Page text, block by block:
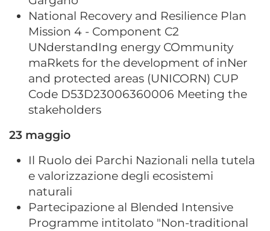
National Recovery and Resilience Plan
Mission 4 - Component C2
UNderstandIng energy COmmunity
maRkets for the development of inNer
and protected areas (UNICORN) CUP
Code D53D23006360006 Meeting the
stakeholders
23 maggio
Il Ruolo dei Parchi Nazionali nella tutela
e valorizzazione degli ecosistemi
naturali
Partecipazione al Blended Intensive
Programme intitolato "Non-traditional